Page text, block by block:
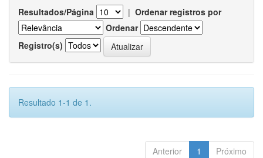
Resultados/Página | Ordenar registros por
Ordenar
Registro(s)
Resultado 1-1 de 1.
Anterior 1 Próximo